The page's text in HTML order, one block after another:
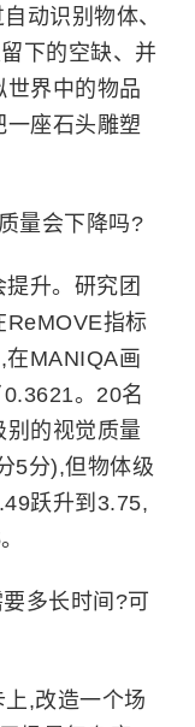
动识别物体、
下的空缺、并
界中的物品
一座石头雕塑
量会下降吗?
升。研究团
ReMOVE指标
MANIQA画
。20名
的视觉质量
5分),但物体级
跃升到3.75,
多长时间?可
,改造一个场